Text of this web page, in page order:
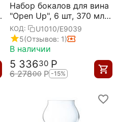
Набор бокалов для вина
"Open Up", 6 шт, 370 мл,
D71/96 мм, H210 мм,
Chef&Sommelier
КОД:
U1010/E9039
5(Отзывов: 1)
В наличии
5 33630 Р
6 27800 Р -15%